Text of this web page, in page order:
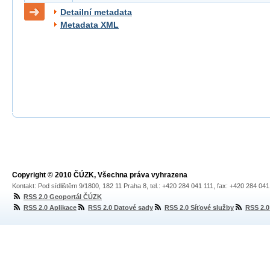
Detailní metadata
Metadata XML
Copyright © 2010 ČÚZK, Všechna práva vyhrazena
Kontakt: Pod sídlištěm 9/1800, 182 11 Praha 8, tel.: +420 284 041 111, fax: +420 284
RSS 2.0 Geoportál ČÚZK
RSS 2.0 Aplikace
RSS 2.0 Datové sady RSS 2.0 Síťové služby RSS